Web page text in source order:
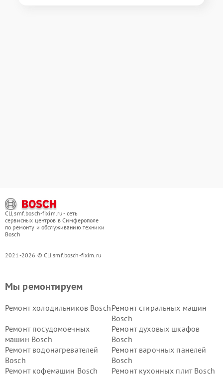
СЦ smf.bosch-fixim.ru - сеть
сервисных центров в Симферополе
по ремонту и обслуживанию техники
Bosch
2021-2026 © СЦ smf.bosch-fixim.ru
Мы ремонтируем
Ремонт холодильников BoschРемонт стиральных машин
Bosch
Ремонт посудомоечных
машин Bosch
Ремонт духовых шкафов
Bosch
Ремонт водонагревателей
Bosch
Ремонт варочных панелей
Bosch
Ремонт кофемашин Bosch
Ремонт кухонных плит Bosch